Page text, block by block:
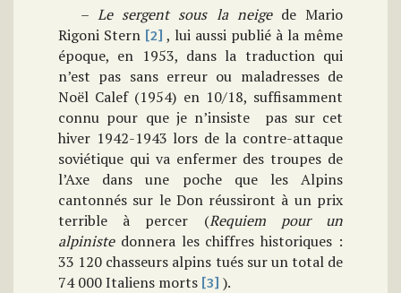
–Le sergent sous la neigede Mario
Rigoni Stern [2] , lui aussi publié à la même
époque, en 1953, dans la traduction qui
n’est pas sans erreur ou maladresses de
Noël Calef (1954) en 10/18, suffisamment
connu pour que je n’insiste pas sur cet
hiver 1942-1943 lors de la contre-attaque
soviétique qui va enfermer des troupes de
l’Axe dans une poche que les Alpins
cantonnés sur le Don réussiront à un prix
terrible à percer (Requiem pour un
alpinistedonnera les chiffres historiques :
33 120 chasseurs alpins tués sur un total de
74 000 Italiens morts [3] ).